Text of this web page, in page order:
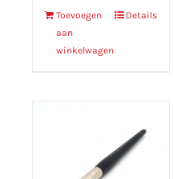
Toevoegen
aan
winkelwagen
Details